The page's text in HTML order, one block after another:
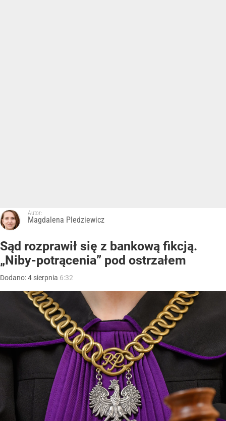
Autor:
Magdalena Pledziewicz
Sąd rozprawił się z bankową fikcją.
„Niby-potrącenia” pod ostrzałem
Dodano:4 sierpnia 6:32